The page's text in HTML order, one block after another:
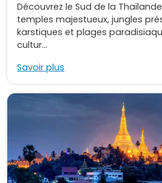
Découvrez le Sud de la
temples majestueux, jungles
karstiques et plages
cultur...
Savoir plus